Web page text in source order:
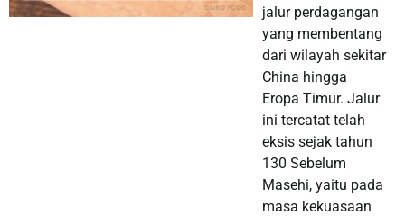
jalur perdagangan
yang membentang
dari wilayah sekitar
China hingga
Eropa Timur. Jalur
ini tercatat telah
eksis sejak tahun
130 Sebelum
Masehi, yaitu pada
masa kekuasaan